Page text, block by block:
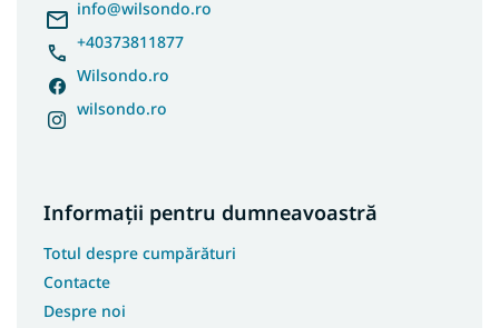
info@wilsondo.ro
+40373811877
Wilsondo.ro
wilsondo.ro
Informații pentru dumneavoastră
Totul despre cumpărături
Contacte
Despre noi